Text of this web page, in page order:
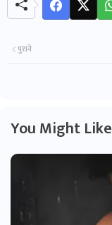
पुराने
You Might Like